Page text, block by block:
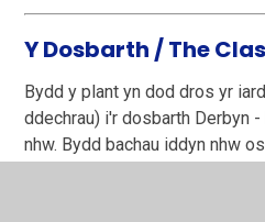
Y Dosbarth / The
Bydd y plant yn dod dros yr
ddechrau) i'r dosbarth Derbyn
nhw. Bydd bachau iddyn nhw